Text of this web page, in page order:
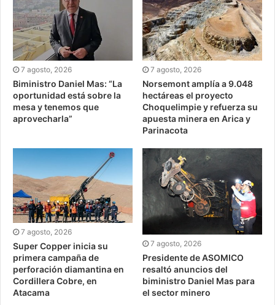
7 agosto, 2026
Biministro Daniel Mas: “La
oportunidad está sobre la
mesa y tenemos que
aprovecharla”
7 agosto, 2026
Norsemont amplía a 9.048
hectáreas el proyecto
Choquelimpie y refuerza su
apuesta minera en Arica y
Parinacota
7 agosto, 2026
Super Copper inicia su
primera campaña de
perforación diamantina en
Cordillera Cobre, en
Atacama
7 agosto, 2026
Presidente de ASOMICO
resaltó anuncios del
biministro Daniel Mas para
el sector minero